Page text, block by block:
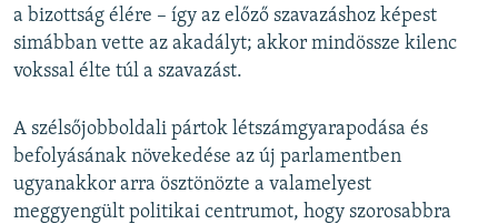
a bizottság élére – így az előző szavazáshoz képest
simábban vette az akadályt; akkor mindössze kilenc
vokssal élte túl a szavazást.
A szélsőjobboldali pártok létszámgyarapodása és
befolyásának növekedése az új parlamentben
ugyanakkor arra ösztönözte a valamelyest
meggyengült politikai centrumot, hogy szorosabbra